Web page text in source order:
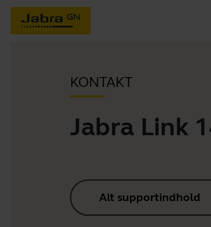
KONTAKT
Jabra Link
Alt supportindhold